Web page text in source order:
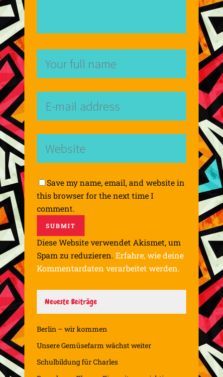
Save my name, email, and website in
this browser for the next time I
comment.
Diese Website verwendet Akismet, um
Spam zu reduzieren. Erfahre, wie deine
Kommentardaten verarbeitet werden.
Neueste Beiträge
Berlin – wir kommen
Unsere Gemüsefarm wächst weiter
Schulbildung für Charles